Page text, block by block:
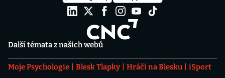
Další témata z našich webů
Moje Psychologie Blesk Tlapky Hráči na Blesku
iSport